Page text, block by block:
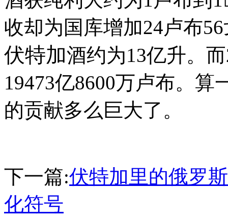
收却为国库增加24卢布
伏特加酒约为13亿升。
19473亿8600万卢布。
的贡献多么巨大了。
下一篇:伏特加里的俄罗
化符号